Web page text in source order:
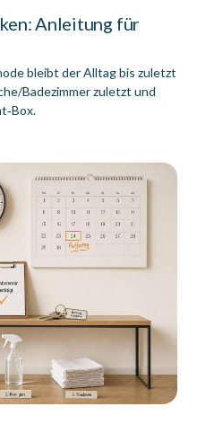
Anleitung für
bleibt der Alltag bis zuletzt
Badezimmer zuletzt und